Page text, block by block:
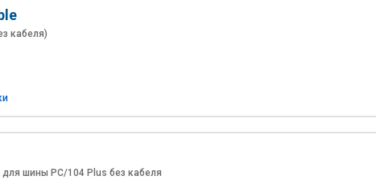
кабеля)
шины PC/104 Plus без кабеля